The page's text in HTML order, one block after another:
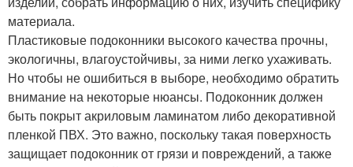
материала.
Пластиковые подоконники высокого качества прочны,
экологичны, влагоустойчивы, за ними легко ухаживать.
Но чтобы не ошибиться в выборе, необходимо обратить
внимание на некоторые нюансы. Подоконник должен
быть покрыт акриловым ламинатом либо декоративной
пленкой ПВХ. Это важно, поскольку такая поверхность
защищает подоконник от грязи и повреждений, а также